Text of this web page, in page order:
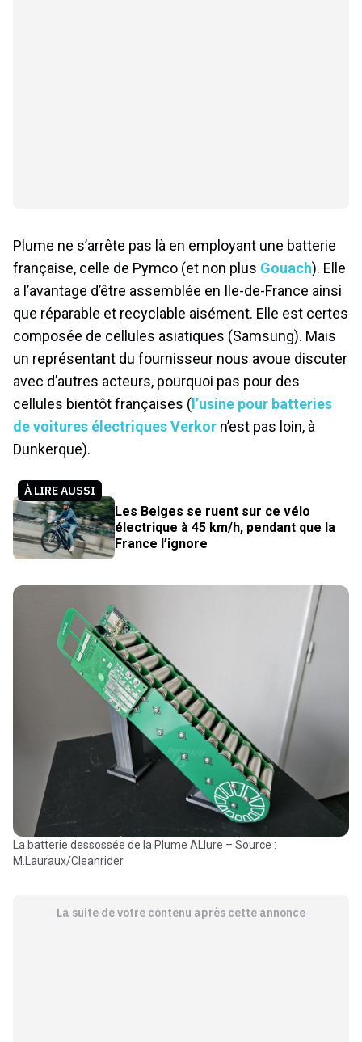
Plume ne s’arrête pas là en employant une batterie
française, celle de Pymco (et non plus Gouach). Elle
a l’avantage d’être assemblée en Ile-de-France ainsi
que réparable et recyclable aisément. Elle est certes
composée de cellules asiatiques (Samsung). Mais
un représentant du fournisseur nous avoue discuter
avec d’autres acteurs, pourquoi pas pour des
cellules bientôt françaises (l’usine pour batteries
de voitures électriques Verkor n’est pas loin, à
Dunkerque).
À LIRE AUSSI
Les Belges se ruent sur ce vélo
électrique à 45 km/h, pendant que la
France l’ignore
La batterie dessossée de la Plume ALlure – Source :
M.Lauraux/Cleanrider
La suite de votre contenu après cette annonce